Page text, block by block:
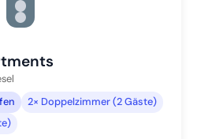
Zu Slide 4 wechseln
Zu Slide 5 wechseln
Zu Slide 6 wechseln
2× Doppelzimmer (2 Gäste)